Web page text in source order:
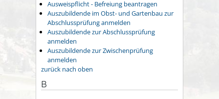
Ausweispflicht - Befreiung beantragen
Auszubildende im Obst- und Gartenbau zur
Abschlussprüfung anmelden
Auszubildende zur Abschlussprüfung
anmelden
Auszubildende zur Zwischenprüfung
anmelden
zurück nach oben
B